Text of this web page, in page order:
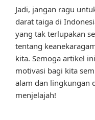
Jadi, jangan ragu
darat taiga di
yang tak terlupakan
tentang
kita. Semoga artikel
motivasi bagi kita
alam dan lingkungan
menjelajah!